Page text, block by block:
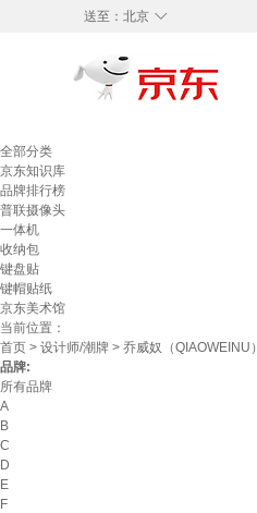
◇
送至： 北京
全部分类
京东知识库
品牌排行榜
普联摄像头
一体机
收纳包
键盘贴
键帽贴纸
京东美术馆
当前位置：
首页 > 设计师/潮牌 > 乔威奴（QIAOWEINU）
品牌:
所有品牌
A
B
C
D
E
F